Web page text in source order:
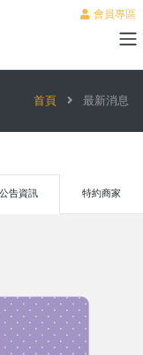
會員專區
首頁 最新消息
公告資訊 特約商家